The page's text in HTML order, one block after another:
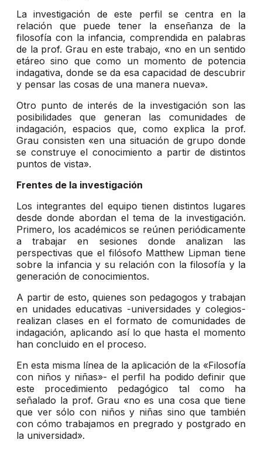
La investigación de este perfil se centra en la
relación que puede tener la enseñanza de la
filosofía con la infancia, comprendida en palabras
de la prof. Grau en este trabajo, «no en un sentido
etáreo sino que como un momento de potencia
indagativa, donde se da esa capacidad de descubrir
y pensar las cosas de una manera nueva».
Otro punto de interés de la investigación son las
posibilidades que generan las comunidades de
indagación, espacios que, como explica la prof.
Grau consisten «en una situación de grupo donde
se construye el conocimiento a partir de distintos
puntos de vista».
Frentes de la investigación
Los integrantes del equipo tienen distintos lugares
desde donde abordan el tema de la investigación.
Primero, los académicos se reúnen periódicamente
a trabajar en sesiones donde analizan las
perspectivas que el filósofo Matthew Lipman tiene
sobre la infancia y su relación con la filosofía y la
generación de conocimientos.
A partir de esto, quienes son pedagogos y trabajan
en unidades educativas -universidades y colegios-
realizan clases en el formato de comunidades de
indagación, aplicando así lo que hasta el momento
han concluido en el proceso.
En esta misma línea de la aplicación de la «Filosofía
con niños y niñas»- el perfil ha podido definir que
este procedimiento pedagógico tal como ha
señalado la prof. Grau «no es una cosa que tiene
que ver sólo con niños y niñas sino que también
con cómo trabajamos en pregrado y postgrado en
la universidad».